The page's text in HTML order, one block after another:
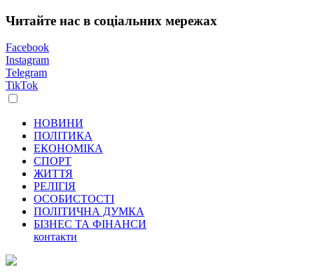
Читайте нас в соціальних мережах
Facebook
Instagram
Telegram
TikTok
НОВИНИ
ПОЛІТИКА
ЕКОНОМІКА
СПОРТ
ЖИТТЯ
РЕЛІГІЯ
ОСОБИСТОСТІ
ПОЛІТИЧНА ДУМКА
БІЗНЕС ТА ФІНАНСИ
контакти